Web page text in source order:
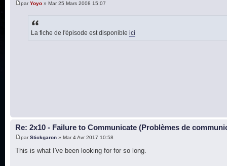
parYoyo » Mar 25 Mars 2008 15:07
La fiche de l'épisode est disponible ici
Re: 2x10 - Failure to Communicate (Problèmes de
parStickgaron » Mar 4 Avr 2017 10:58
This is what I've been looking for for so long.